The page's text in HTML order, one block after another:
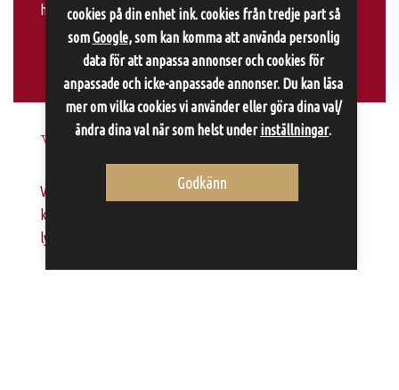
hotellrumskategorier innan du bokar.
Vill ni hellre ha ett Vardagslyxpaket?
Vi erbjuder även Vardagslyxpaket med mousserande vin och
konfekt, fyrarätters middag och en övernattning i våra
lyxigaste sviter, se nedan.
cookies på din enhet ink. cookies från tredje part så
somGoogle, som kan komma att använda personlig
data för att anpassa annonser och cookies för
anpassade och icke-anpassade annonser. Du kan läsa
mer om vilka cookies vi använder eller göra dina val/
ändra dina val när som helst underinställningar.
Godkänn